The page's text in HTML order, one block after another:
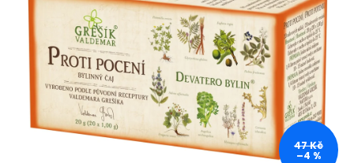
47 Kč
–4 %